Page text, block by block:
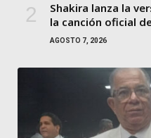
Shakira lanza la
la canción oficial
AGOSTO 7, 2026